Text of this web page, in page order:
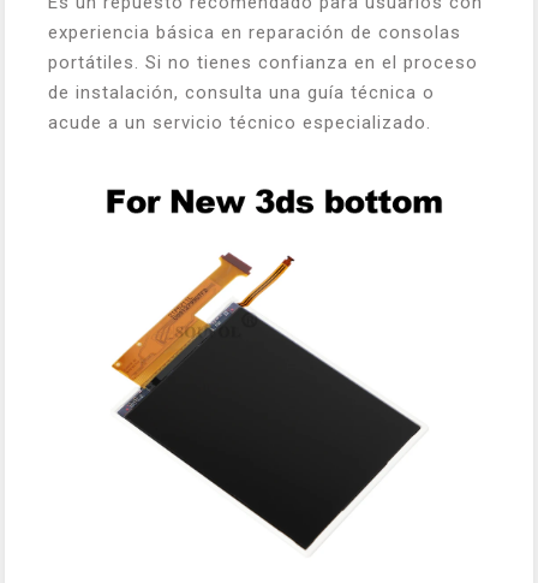
experiencia básica en reparación de consolas
portátiles. Si no tienes confianza en el proceso
de instalación, consulta una guía técnica o
acude a un servicio técnico especializado.